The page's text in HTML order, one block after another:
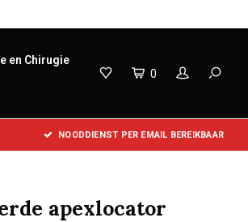
en Chirugie
0
NOODDIENST PER EMAIL BEREIKBAAR
apexlocator